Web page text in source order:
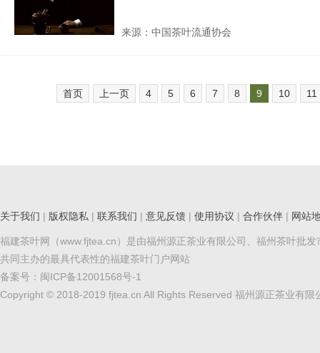
来源：中国茶叶流通协会
首页 上一页 4 5 6 7 8 9 10 11
关于我们 | 版权隐私 | 联系我们 | 意见反馈 | 使用协议 | 合作伙伴 | 网站
福建茶叶网（www.fjtea.cn）是由福州源正茶业有限公司、福州茶叶批发
共同主办的最具代表性的福建茶叶门户网站
备案号： 闽ICP备12001568号-1
Copyright © 2018-2019 fjtea.cn All Rights Reserved 福州源正茶业有限